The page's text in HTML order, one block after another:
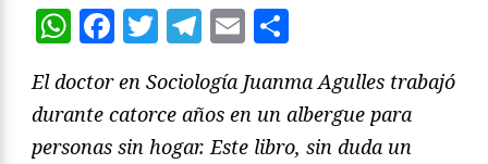
WhatsApp
Facebook
Twitter
Telegram
Email
El doctor en Sociología Juanma Agulles trabajó
durante catorce años en un albergue para
personas sin hogar. Este libro, sin duda un